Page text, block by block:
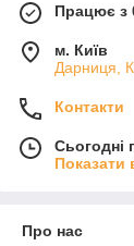
Працює з
м. Київ
Дарниця,
Контакти
Сьогодні
Показати
Про нас